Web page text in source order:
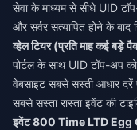
सेवा के माध्यम से सीधे UID
और सर्वर सत्यापित होने के
व्हेल टियर (प्रति माह कई बड़े
पोर्टल के साथ UID टॉप-अप
वेबसाइट सबसे सस्ती आधार दरें
सबसे सस्ता रास्ता इवेंट की
इवेंट 800 Time LTD Egg